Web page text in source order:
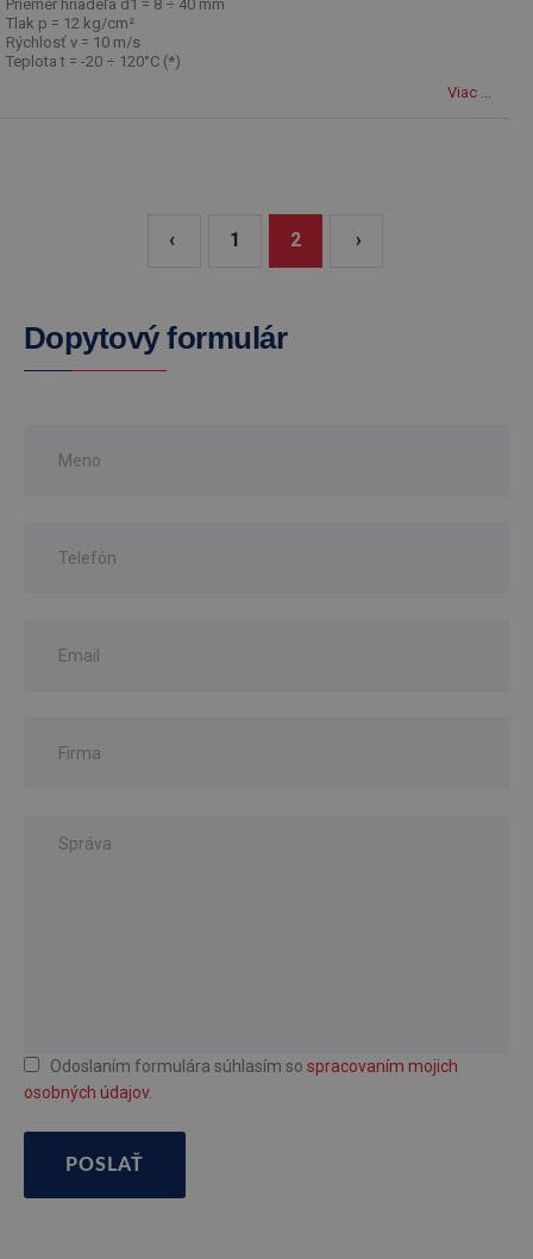
Priemer hriadeľa d1 = 8 ÷ 40 mm
Tlak p = 12 kg/cm²
Rýchlosť v = 10 m/s
Teplota t = -20 ÷ 120°C (*)
Viac ...
‹ 1 2 ›
Dopytový formulár
Odoslaním formulára súhlasím so spracovaním mojich
osobných údajov.
POSLAŤ